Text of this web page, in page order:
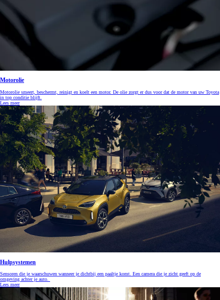
Motorolie
Motorolie smeert, beschermt, reinigt en koelt een motor. De olie zorgt er dus voor dat de motor van uw Toyota
in top conditie blijft.
Lees meer
Hulpsystemen
Sensoren die je waarschuwen wanneer je dichtbij een paaltje komt. Een camera die je zicht geeft op de
omgeving achter je auto.
Lees meer